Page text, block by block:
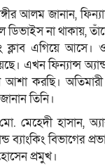
আলম জানান,
না থাকায়,
ক্লাব এগিয়ে আসে।
এখন ফিন্যান্স অ্যান্ড
করছি। অতিমারী
তিনি।
হাসান,
ব্যাংকিং বিভাগের
প্রমুখ।